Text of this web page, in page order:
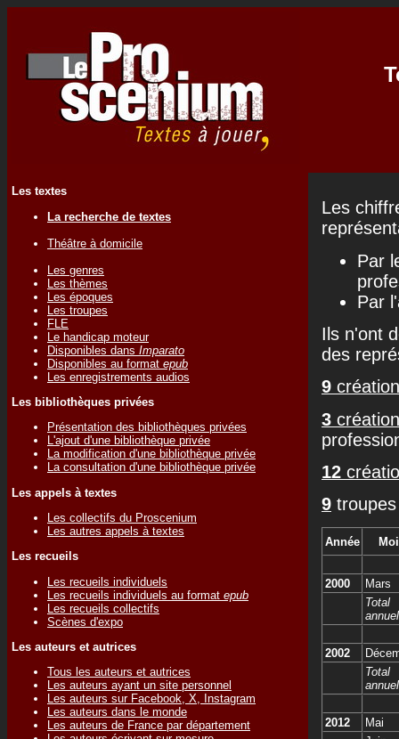
Les textes
La recherche de textes
Théâtre à domicile
Les genres
Les thèmes
Les époques
Les troupes
FLE
Le handicap moteur
Disponibles dans Imparato
Disponibles au format epub
Les enregistrements audios
Les bibliothèques privées
Présentation des bibliothèques privées
L'ajout d'une bibliothèque privée
La modification d'une bibliothèque privée
La consultation d'une bibliothèque privée
Les appels à textes
Les collectifs du Proscenium
Les autres appels à textes
Les recueils
Les recueils individuels
Les recueils individuels au format epub
Les recueils collectifs
Scènes d'expo
Les auteurs et autrices
Tous les auteurs et autrices
Les auteurs ayant un site personnel
Les auteurs sur Facebook, X, Instagram
Les auteurs dans le monde
Les auteurs de France par département
Les
Par
Par
Ils n'ont
des
9
3
12
9
Année
2000
Mars
Total
annuel
2002
Total
annuel
2012
Mai